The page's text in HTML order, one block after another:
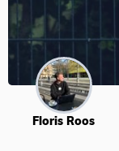
Floris Roos